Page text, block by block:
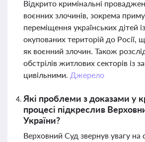
Відкрито кримінальні
воєнних злочинів, зокрема
переміщення українських дітей
окупованих територій до Росії,
як воєнний злочин. Також
обстрілів житлових секторів із
цивільними. Джерело
Які проблеми з доказами у
процесі підкреслив
України?
Верховний Суд звернув увагу на